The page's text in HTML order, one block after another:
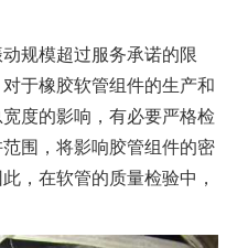
规模超过服务承诺的限
于橡胶软管组件的生产和
度的影响，有必要严格检
围，将影响胶管组件的密
，在软管的质量检验中，